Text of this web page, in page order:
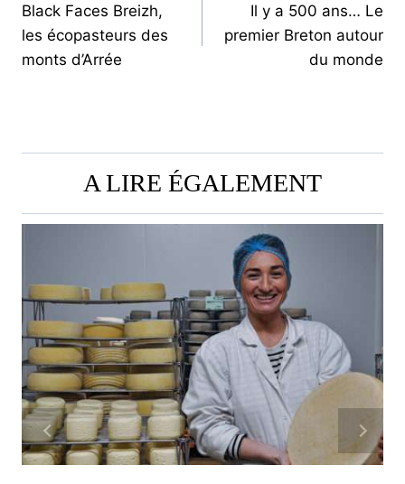
DE
L’ARTICLE
Black Faces Breizh,
les écopasteurs des
monts d’Arrée
Il y a 500 ans… Le
premier Breton autour
du monde
A LIRE ÉGALEMENT